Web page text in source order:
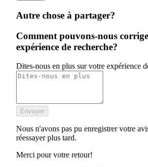
Autre chose à partager?
Comment pouvons-nous
expérience de recherche?
Dites-nous en plus sur votre expérience
Envoyer
Nous n'avons pas pu enregistrer votre
réessayer plus tard.
Merci pour votre retour!